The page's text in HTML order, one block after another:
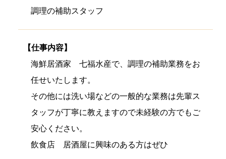
調理の補助スタッフ
【仕事内容】
海鮮居酒家 七福水産で、調理の補助業務をお
任せいたします。
その他には洗い場などの一般的な業務は先輩ス
タッフが丁寧に教えますので未経験の方でもご
安心ください。
飲食店 居酒屋に興味のある方はぜひ